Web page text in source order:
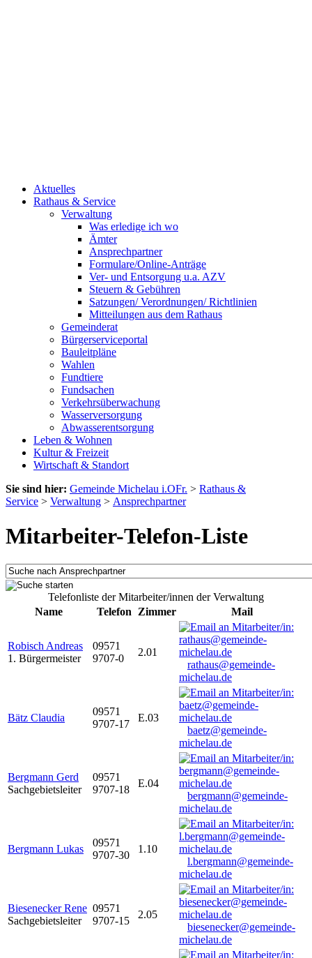
Aktuelles
Rathaus & Service
Verwaltung
Was erledige ich wo
Ämter
Ansprechpartner
Formulare/Online-Anträge
Ver- und Entsorgung u.a. AZV
Steuern & Gebühren
Satzungen/ Verordnungen/ Richtlinien
Mitteilungen aus dem Rathaus
Gemeinderat
Bürgerserviceportal
Bauleitpläne
Wahlen
Fundtiere
Fundsachen
Verkehrsüberwachung
Wasserversorgung
Abwasserentsorgung
Leben & Wohnen
Kultur & Freizeit
Wirtschaft & Standort
Sie sind hier: Gemeinde Michelau i.OFr. > Rathaus &
Service > Verwaltung > Ansprechpartner
Mitarbeiter-Telefon-Liste
Telefonliste der Mitarbeiter/innen der Verwaltung
Name
Telefon Zimmer Mail
Robisch Andreas
1. Bürgermeister
09571
9707-0
2.01
rathaus@gemeinde-
michelau.de
Bätz Claudia
09571
9707-17
E.03
baetz@gemeinde-
michelau.de
Bergmann Gerd
Sachgebietsleiter
09571
9707-18
E.04
bergmann@gemeinde-
michelau.de
Bergmann Lukas
09571
9707-30
1.10
l.bergmann@gemeinde-
michelau.de
Biesenecker Rene
Sachgebietsleiter
09571
9707-15
2.05
biesenecker@gemeinde-
michelau.de